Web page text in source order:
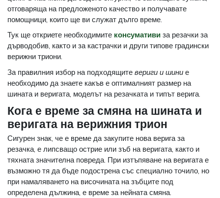
отговаряща на предложеното качество и получавате
помощници, които ще ви служат дълго време.
Тук ще откриете необходимите консумативи за резачки за
дърводобив, както и за кастрачки и други типове градински
верижни триони.
За правилния избор на подходящите вериги и шини е
необходимо да знаете какъв е оптималният размер на
шината и веригата, моделът на резачката и типът верига.
Кога е време за смяна на шината и
веригата на верижния трион
Сигурен знак, че е време да закупите нова верига за
резачка, е липсващо острие или зъб на веригата, както и
тяхната значителна повреда. При изтъпяване на веригата е
възможно тя да бъде подострена със специално точило, но
при намаляването на височината на зъбците под
определена дължина, е време за нейната смяна.